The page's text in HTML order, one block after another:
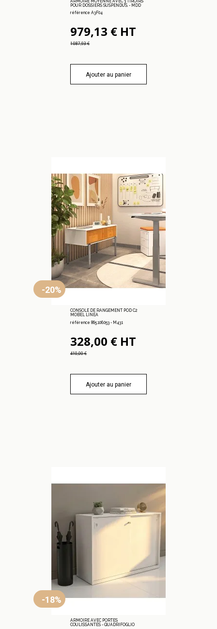
POUR DOSSIERS SUSPENDUS. - MDD
référence A3F04
979,13 € HT
1 087,93 €
Ajouter au panier
-20%
CONSOLE DE RANGEMENT POD C2
MOBEL LINEA
référence 865.106.053 - M431
328,00 € HT
410,00 €
Ajouter au panier
-18%
ARMOIRE AVEC PORTES
COULISSANTES - QUADRIFOGLIO